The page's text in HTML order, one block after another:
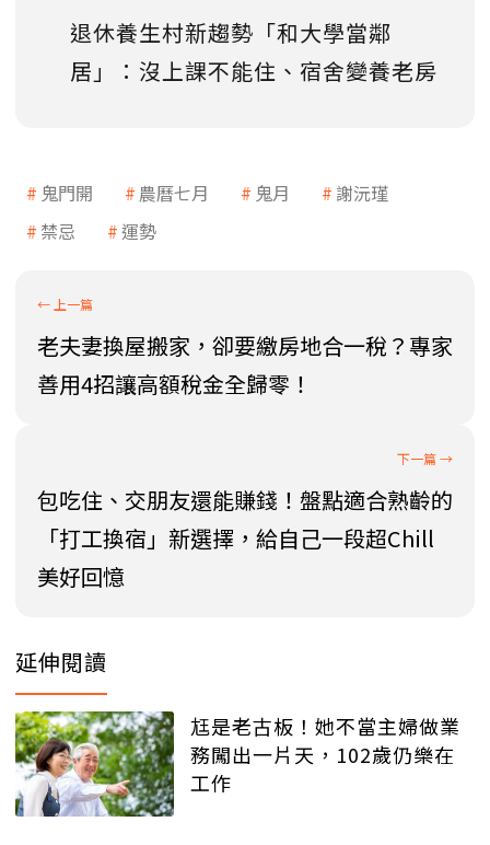
退休養生村新趨勢「和大學當鄰
居」：沒上課不能住、宿舍變養老房
鬼門開 農曆七月 鬼月
謝沅瑾
禁忌
運勢
老夫妻換屋搬家，卻要繳房地合一稅？專家
善用4招讓高額稅金全歸零！
包吃住、交朋友還能賺錢！盤點適合熟齡的
「打工換宿」新選擇，給自己一段超Chill
美好回憶
延伸閱讀
尪是老古板！她不當主婦做業
務闖出一片天，102歲仍樂在
工作